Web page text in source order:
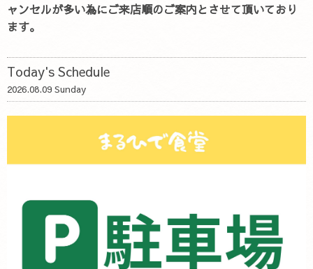
ャンセルが多い為にご来店順のご案内とさせて頂いており
ます。
Today's Schedule
2026.08.09 Sunday